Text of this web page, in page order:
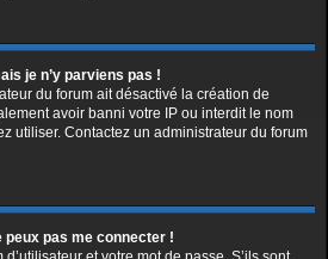
je n’y parviens pas !
du forum ait désactivé la création de
avoir banni votre IP ou interdit le nom
utiliser. Contactez un administrateur du forum
pas me connecter !